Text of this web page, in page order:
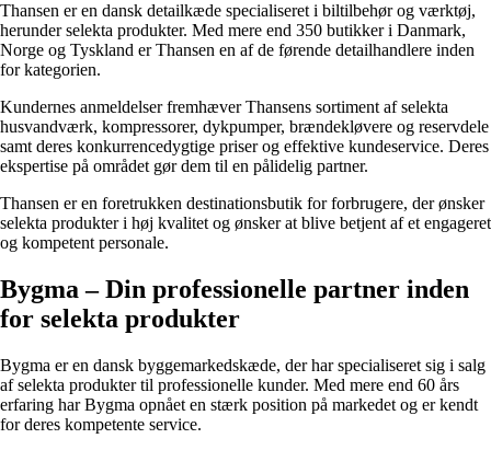
Thansen er en dansk detailkæde specialiseret i biltilbehør og værktøj,
herunder selekta produkter. Med mere end 350 butikker i Danmark,
Norge og Tyskland er Thansen en af de førende detailhandlere inden
for kategorien.
Kundernes anmeldelser fremhæver Thansens sortiment af selekta
husvandværk, kompressorer, dykpumper, brændekløvere og reservdele
samt deres konkurrencedygtige priser og effektive kundeservice. Deres
ekspertise på området gør dem til en pålidelig partner.
Thansen er en foretrukken destinationsbutik for forbrugere, der ønsker
selekta produkter i høj kvalitet og ønsker at blive betjent af et engageret
og kompetent personale.
Bygma – Din professionelle partner inden
for selekta produkter
Bygma er en dansk byggemarkedskæde, der har specialiseret sig i salg
af selekta produkter til professionelle kunder. Med mere end 60 års
erfaring har Bygma opnået en stærk position på markedet og er kendt
for deres kompetente service.